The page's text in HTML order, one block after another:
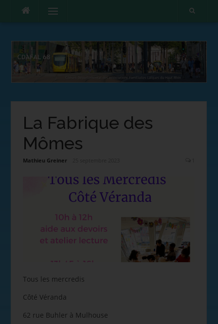
Menu
La Fabrique des
Mômes
Mathieu Greiner
Tous les mercredis
Côté Véranda
62 rue Buhler à Mulhouse